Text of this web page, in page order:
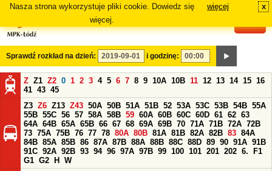
Nasza strona wykorzystuje pliki cookie. Dowiedz się
więcej.
więcej x
Sprawdź rozkład na dzień: i godzinę:
Z Z1 Z2 0 1 2 3 4 5 6 7 8 9 10A 10B 11 12 13 14 15 16
41 43 45
Z3 Z6 Z13 Z43 50A 50B 51A 51B 52 53A 53C 53B 54B 55A
55B 55C 56 57 58A 58B 59 60A 60B 60C 60D 61 62 63
64A 64B 65A 65B 66 67 68 69A 69B 70 71A 71B 72A 72B
73 75A 75B 76 77 78 80A 80B 81A 81B 82A 82B 83 84A
84B 85A 85B 86 87A 87B 88A 88B 88C 88D 89 90 91A 91B
91C 92A 92B 93 94 96 97A 97B 99 100 101 201 202 6.
F1
G1 G2 H
W